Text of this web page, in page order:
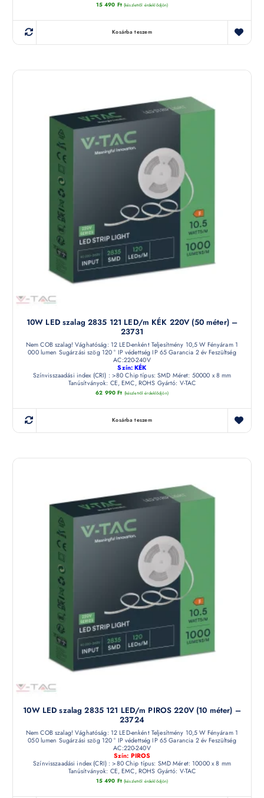
15 490 Ft (készletről érdeklődjön)
Kosárba teszem
10W LED szalag 2835 121 LED/m KÉK 220V (50 méter) –
23731
Nem COB szalag! Vághatóság: 12 LED-enként Teljesítmény 10,5 W Fényáram 1
000 lumen Sugárzási szög 120 ° IP védettség IP 65 Garancia 2 év Feszültség
AC:220-240V
Szín: KÉK
Színvisszaadási index (CRI) : >80 Chip típus: SMD Méret: 50000 x 8 mm
Tanúsítványok: CE, EMC, ROHS Gyártó: V-TAC
62 990Ft (készletről érdeklődjön)
Kosárba teszem
10W LED szalag 2835 121 LED/m PIROS 220V (10 méter) –
23724
Nem COB szalag! Vághatóság: 12 LED-enként Teljesítmény 10,5 W Fényáram 1
050 lumen Sugárzási szög 120 ° IP védettség IP 65 Garancia 2 év Feszültség
AC:220-240V
Szín: PIROS
Színvisszaadási index (CRI) : >80 Chip típus: SMD Méret: 10000 x 8 mm
Tanúsítványok: CE, EMC, ROHS Gyártó: V-TAC
15 490 Ft (készletről érdeklődjön)